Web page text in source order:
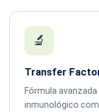
🔬
Transfer
Fórmula
inmunológico